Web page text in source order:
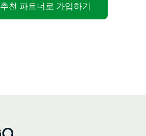
추천 파트너로 가입하기